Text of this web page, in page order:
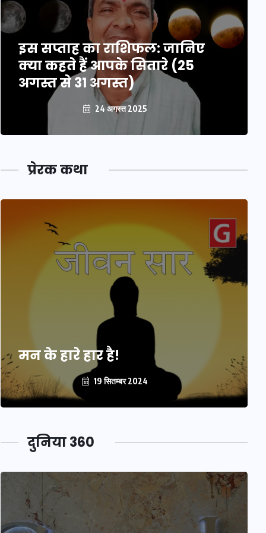
इस सप्ताह का राशिफल: जानिए
क्या कहते हैं आपके सितारे (25
अगस्त से 31 अगस्त)
24 अगस्त 2025
प्रेरक कथा
मन के हारे हार है!
19 सितम्बर 2024
दुनिया 360